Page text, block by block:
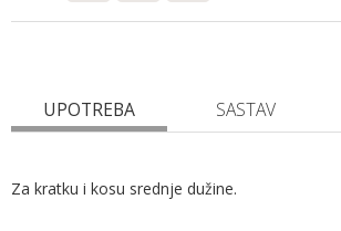
UPOTREBA SASTAV
Za kratku i kosu srednje dužine.